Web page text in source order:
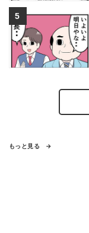
もっと見る